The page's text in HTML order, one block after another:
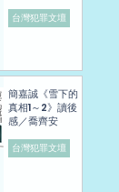
台灣犯罪文壇
簡嘉誠《雪下的
真相1～2》讀後
感／喬齊安
台灣犯罪文壇